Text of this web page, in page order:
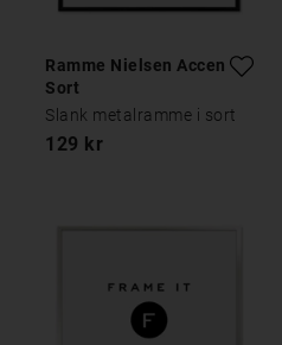
Ramme Nielsen Accent
Sort
Slank metalramme i sort
129 kr